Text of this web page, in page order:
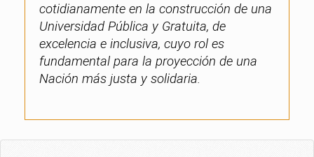
cotidianamente en la construcción de una
Universidad Pública y Gratuita, de
excelencia e inclusiva, cuyo rol es
fundamental para la proyección de una
Nación más justa y solidaria.